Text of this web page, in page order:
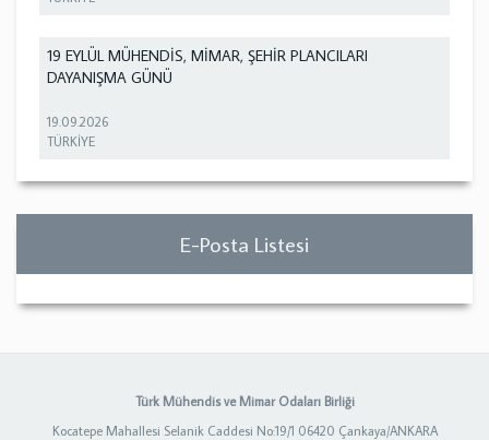
19 EYLÜL MÜHENDİS, MİMAR, ŞEHİR PLANCILARI
DAYANIŞMA GÜNÜ
19.09.2026
TÜRKİYE
E-Posta Listesi
Türk Mühendis ve Mimar Odaları Birliği
Kocatepe Mahallesi Selanik Caddesi No:19/1 06420 Çankaya/ANKARA